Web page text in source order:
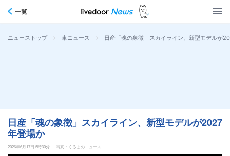
一覧
ニューストップ > 車ニュース > 日産「魂の象徴」スカイライン、新型モデルが
日産「魂の象徴」スカイライン、新型モデルが2027
年登場か
2026年6月17日 5時30分 写真：くるまのニュース